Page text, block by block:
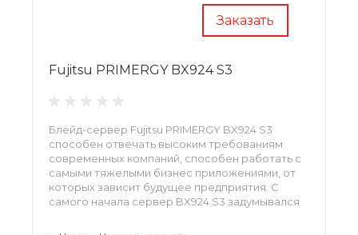
Заказать
Fujitsu PRIMERGY BX924 S3
Блейд-сервер Fujitsu PRIMERGY BX924 S3
способен отвечать высоким требованиям
современных компаний, способен работать с
самыми тяжелыми бизнес приложениями, от
которых зависит будущее предприятия. С
самого начала сервер BX924 S3 задумывался